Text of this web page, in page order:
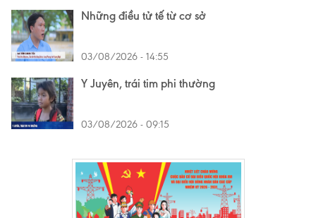
Những điều tử tế từ cơ sở
03/08/2026 - 14:55
Y Juyên, trái tim phi thường
03/08/2026 - 09:15